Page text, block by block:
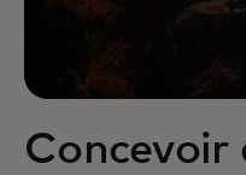
Concevoir